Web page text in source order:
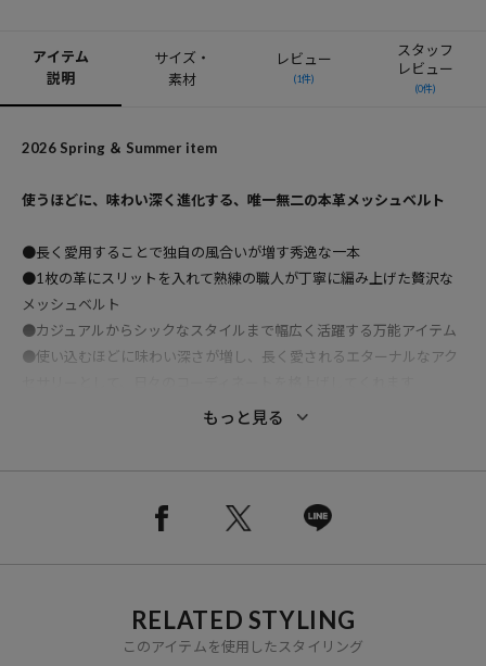
アイテム
説明
サイズ・
素材
レビュー
(1件)
スタッフ
レビュー
(0件)
2026 Spring ＆ Summer item
使うほどに、味わい深く進化する、唯一無二の本革メッシュベルト
●長く愛用することで独自の風合いが増す秀逸な一本
●1枚の革にスリットを入れて熟練の職人が丁寧に編み上げた贅沢な
メッシュベルト
●カジュアルからシックなスタイルまで幅広く活躍する万能アイテム
●使い込むほどに味わい深さが増し、長く愛されるエターナルなアク
ブラック：BLACK
キャメル：CAMEL
もっと見る
RELATED STYLING
このアイテムを使用したスタイリング